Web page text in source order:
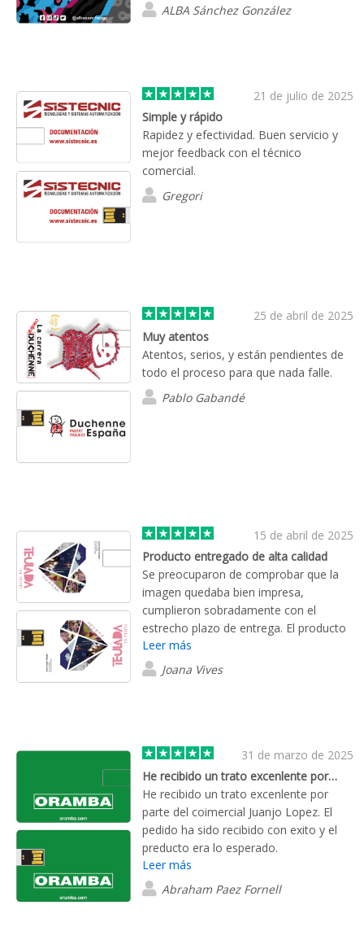
ALBA Sánchez González
21 de julio de 2025
Simple y rápido
Rapidez y efectividad. Buen servicio y
mejor feedback con el técnico
comercial.
Gregori
25 de abril de 2025
Muy atentos
Atentos, serios, y están pendientes de
todo el proceso para que nada falle.
Pablo Gabandé
15 de abril de 2025
Producto entregado de alta calidad
Se preocuparon de comprobar que la
imagen quedaba bien impresa,
cumplieron sobradamente con el
estrecho plazo de entrega. El producto
entregado es de alta calidad.
Leer más
Joana Vives
31 de marzo de 2025
He recibido un trato excenlente por…
He recibido un trato excenlente por
parte del coimercial Juanjo Lopez. El
pedido ha sido recibido con exito y el
preducto era lo esperado.
Leer más
Abraham Paez Fornell